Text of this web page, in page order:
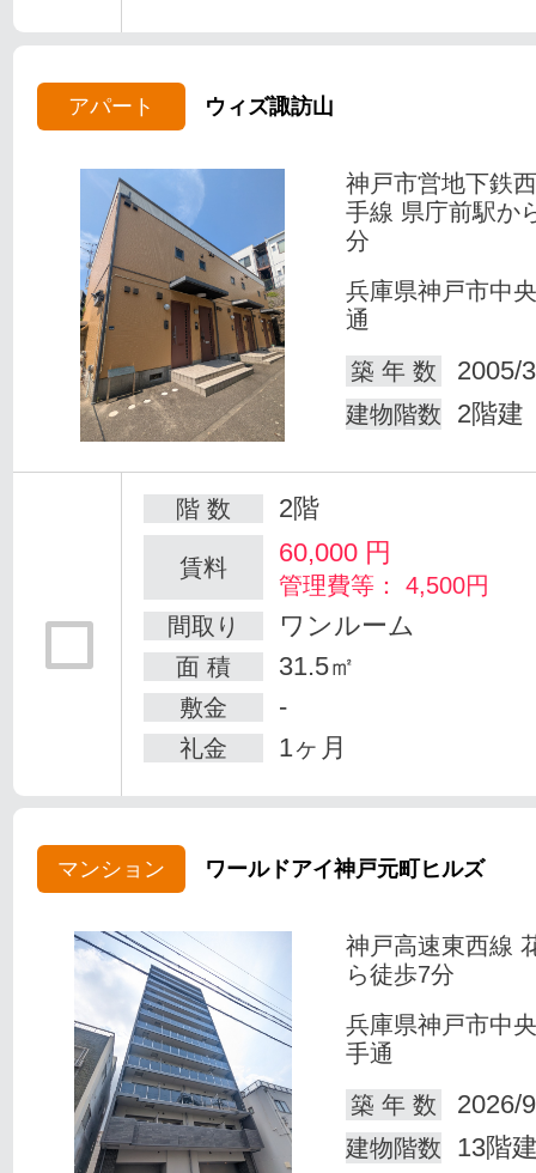
アパート ウィズ諏訪山
神戸市営地下鉄
手線 県庁前駅か
分
兵庫県神戸市中
通
築 年 数
2005/
建物階数 2階建
階 数 2階
賃料 60,000 円
管理費等： 4,500円
間取り
ワンルーム
面 積 31.5㎡
敷金 -
礼金 1ヶ月
マンション ワールドアイ神戸元町ヒルズ
神戸高速東西線
ら徒歩7分
兵庫県神戸市中
手通
築 年 数
2026/
建物階数 13階